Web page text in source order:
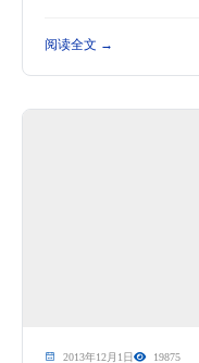
阅读全文 →
2013年12月1日 19875